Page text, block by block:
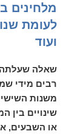
מלחינים
לעומת
ועוד
שאלה שעלתה
רבים מידי
משנות
שינויים בין
או השבעים,